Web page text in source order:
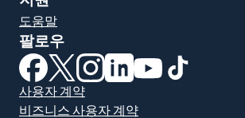
도움말
팔로우
(새 창에서 열림)
(새 창에서 열림)
(새 창에서 열림)
(새 창에서 열림)
(새 창에서 열림)
사용자 계약
비즈니스 사용자 계약